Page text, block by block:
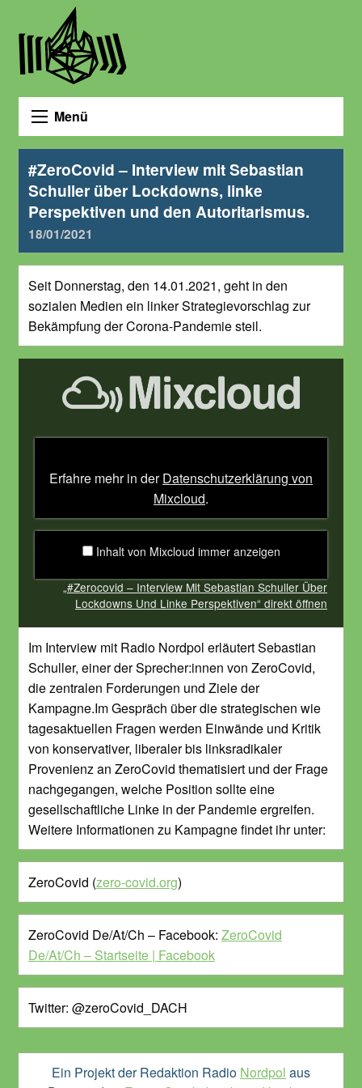
Menü
#ZeroCovid – Interview mit Sebastian
Schuller über Lockdowns, linke
Perspektiven und den Autoritarismus.
18/01/2021
Seit Donnerstag, den 14.01.2021, geht in den
sozialen Medien ein linker Strategievorschlag zur
Bekämpfung der Corona-Pandemie steil.
„#Zerocovid
Interview
Über
Mixcloud
anzeigen
Erfahre mehr in derDatenschutzerklärung von
Mixcloud.
Inhalt von Mixcloud immer anzeigen
„#Zerocovid – Interview Mit Sebastian Schuller Über
Lockdowns Und Linke Perspektiven“ direkt öffnen
Im Interview mit Radio Nordpol erläutert Sebastian
Schuller, einer der Sprecher:innen von ZeroCovid,
die zentralen Forderungen und Ziele der
Kampagne.Im Gespräch über die strategischen wie
tagesaktuellen Fragen werden Einwände und Kritik
von konservativer, liberaler bis linksradikaler
Provenienz an ZeroCovid thematisiert und der Frage
nachgegangen, welche Position sollte eine
gesellschaftliche Linke in der Pandemie ergreifen.
Weitere Informationen zu Kampagne findet ihr unter:
ZeroCovid (zero-covid.org)
ZeroCovid De/At/Ch – Facebook: ZeroCovid
De/At/Ch – Startseite | Facebook
Twitter: @zeroCovid_DACH
Ein Projekt der Redaktion Radio Nordpol aus